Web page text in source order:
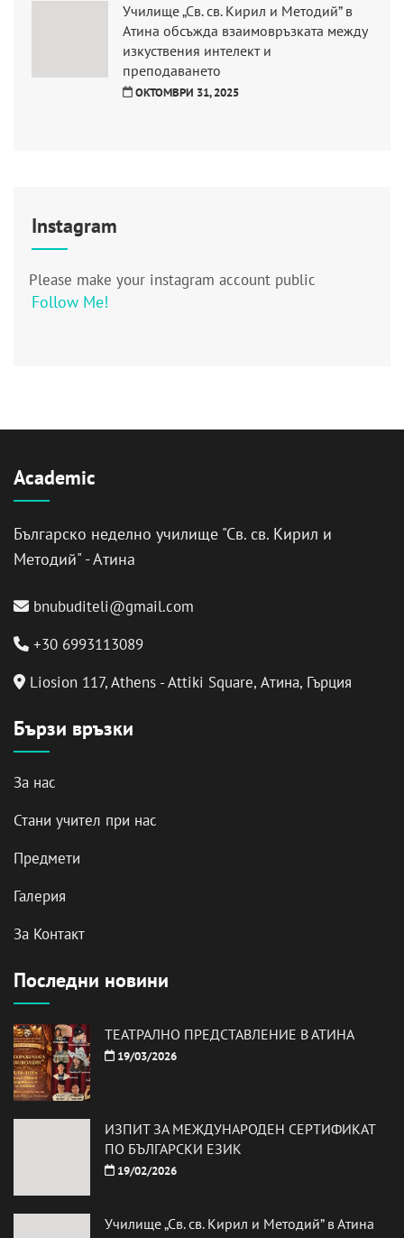
Училище „Св. св. Кирил и Методий” в
Атина обсъжда взаимовръзката между
изкуствения интелект и
преподаването
ОКТОМВРИ 31, 2025
Instagram
Please make your instagram account public
Follow Me!
Academic
Българско неделно училище "Св. св. Кирил и
Методий" - Атина
bnubuditeli@gmail.com
+30 6993113089
Liosion 117, Athens - Attiki Square, Атина, Гърция
Бързи връзки
За нас
Стани учител при нас
Предмети
Галерия
За Контакт
Последни новини
ТЕАТРАЛНО ПРЕДСТАВЛЕНИЕ В АТИНА
19/03/2026
ИЗПИТ ЗА МЕЖДУНАРОДЕН СЕРТИФИКАТ
ПО БЪЛГАРСКИ ЕЗИК
19/02/2026
Училище „Св. св. Кирил и Методий” в Атина